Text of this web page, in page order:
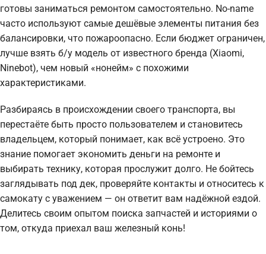
готовы заниматься ремонтом самостоятельно. No-name
часто используют самые дешёвые элементы питания без
балансировки, что пожароопасно. Если бюджет ограничен,
лучше взять б/у модель от известного бренда (Xiaomi,
Ninebot), чем новый «нонейм» с похожими
характеристиками.
Разбираясь в происхождении своего транспорта, вы
перестаёте быть просто пользователем и становитесь
владельцем, который понимает, как всё устроено. Это
знание помогает экономить деньги на ремонте и
выбирать технику, которая прослужит долго. Не бойтесь
заглядывать под дек, проверяйте контакты и относитесь к
самокату с уважением — он ответит вам надёжной ездой.
Делитесь своим опытом поиска запчастей и историями о
том, откуда приехал ваш железный конь!